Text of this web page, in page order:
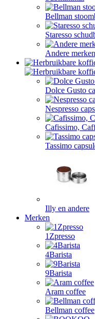
Bellman
Staresso
Andere
Dolce Gusto
Nespresso
Cafissimo,
Tassimo
Illy en andere
Merken
1Zpresso
4Barista
9Barista
Aram coffee
Bellman coffee